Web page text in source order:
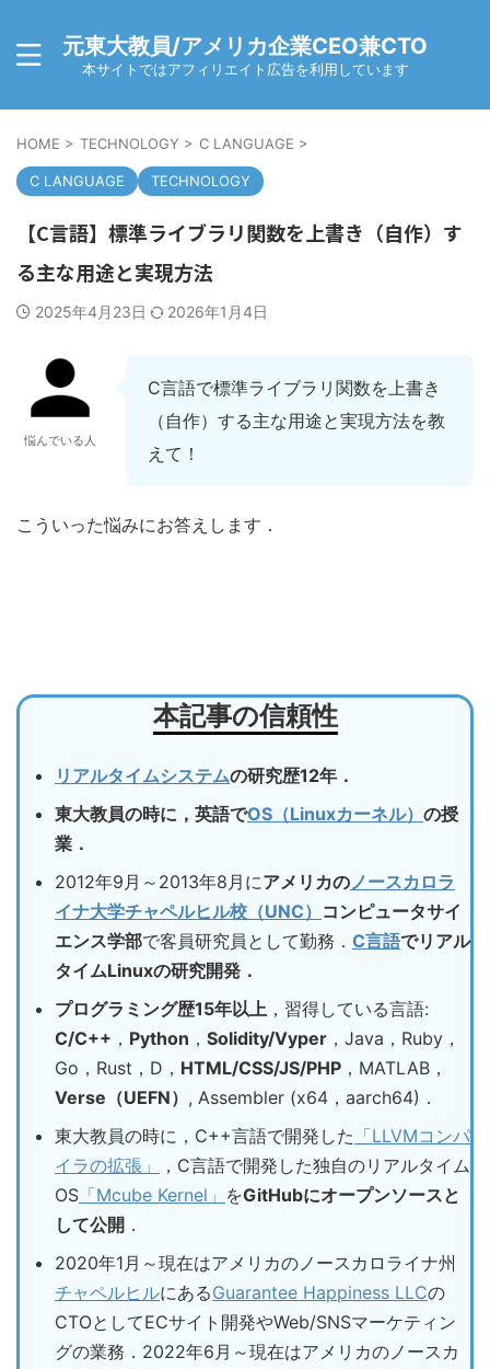
元東大教員/アメリカ企業CEO兼CTO
本サイトではアフィリエイト広告を利用しています
HOME > TECHNOLOGY > C LANGUAGE >
C LANGUAGE TECHNOLOGY
【C言語】標準ライブラリ関数を上書き（自作）す
る主な用途と実現方法
2025年4月23日 2026年1月4日
悩んでいる人
C言語で標準ライブラリ関数を上書き
（自作）する主な用途と実現方法を教
えて！
こういった悩みにお答えします．
本記事の信頼性
リアルタイムシステムの研究歴12年．
東大教員の時に，英語でOS（Linuxカーネル） の授
業．
2012年9月～2013年8月にアメリカのノースカロラ
イナ大学チャペルヒル校（UNC） コンピュータサイ
エンス学部で客員研究員として勤務． C言語でリアル
タイムLinuxの研究開発．
プログラミング歴15年以上 ，習得している言語:
C/C++ ， Python ， Solidity/Vyper ，Java，Ruby，
Go，Rust，D， HTML/CSS/JS/PHP ，MATLAB，
Verse（UEFN） , Assembler (x64，aarch64)．
東大教員の時に，C++言語で開発した 「LLVMコンパ
イラの拡張」
，C言語で開発した独自のリアルタイム
OS 「Mcube Kernel」 をGitHubにオープンソースと
して公開 ．
2020年1月～現在はアメリカのノースカロライナ州
チャペルヒルにあるGuarantee Happiness LLCの
CTOとしてECサイト開発やWeb/SNSマーケティン
グの業務．2022年6月～現在はアメリカのノースカ